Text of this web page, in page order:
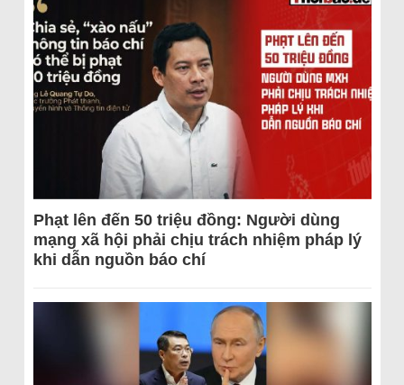
Phạt lên đến 50 triệu đồng: Người dùng
mạng xã hội phải chịu trách nhiệm pháp lý
khi dẫn nguồn báo chí